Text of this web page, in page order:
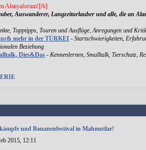
Alanyaforum![/b]
Auswanderer, Langzeiturlauber und alle, die an
Topptipps, Touren und Ausflüge, Anregungen und
mehr in der TÜRKEI - Startschwierigkeiten,
Beziehung
Dies&Das - Kennenlernen, Smalltalk, Tierschutz,
und Bananenfestival in Mahmutlar!
2015, 12:11